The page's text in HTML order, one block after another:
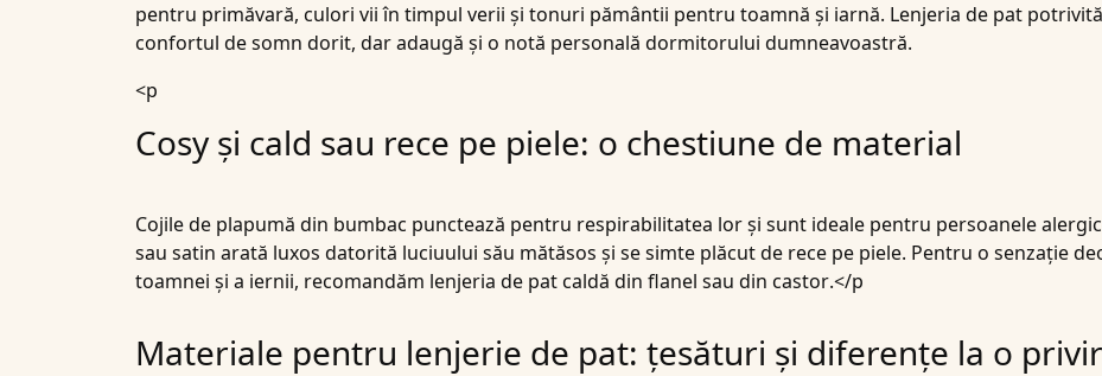
pentru primăvară, culori vii în timpul verii și tonuri pământii pentru toamnă și iarnă. Lenjeria de pat
confortul de somn dorit, dar adaugă și o notă personală dormitorului dumneavoastră.
<p
Cosy și cald sau rece pe piele: o chestiune de material
Cojile de plapumă din bumbac punctează pentru respirabilitatea lor și sunt ideale pentru persoanele
sau satin arată luxos datorită luciuului său mătăsos și se simte plăcut de rece pe piele. Pentru o senzație
toamnei și a iernii, recomandăm lenjeria de pat caldă din flanel sau din castor.</p
Materiale pentru lenjerie de pat: țesături și diferențe la o